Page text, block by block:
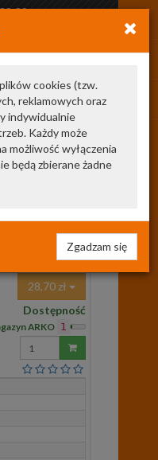
20
cookies (tzw.
reklamowych oraz
indywidualnie
Każdy może
możliwość wyłączenia
będą zbierane żadne
Zgadzam się
z
28,70 zł
Dostępność
ARKO 1
Wprowadź
ilość